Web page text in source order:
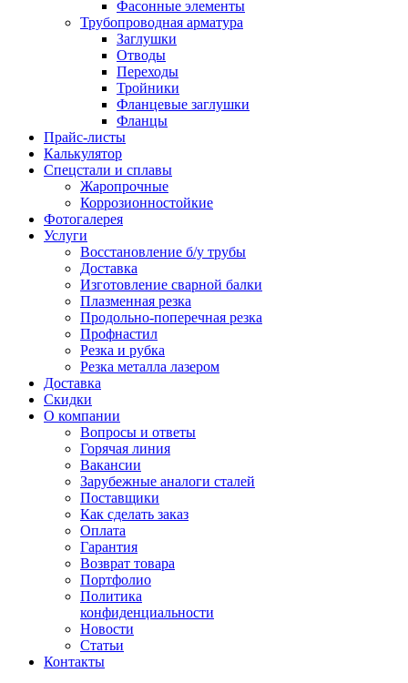
Фасонные элементы
Трубопроводная арматура
Заглушки
Отводы
Переходы
Тройники
Фланцевые заглушки
Фланцы
Прайс-листы
Калькулятор
Спецстали и сплавы
Жаропрочные
Коррозионностойкие
Фотогалерея
Услуги
Восстановление б/у трубы
Доставка
Изготовление сварной балки
Плазменная резка
Продольно-поперечная резка
Профнастил
Резка и рубка
Резка металла лазером
Доставка
Скидки
О компании
Вопросы и ответы
Горячая линия
Вакансии
Зарубежные аналоги сталей
Поставщики
Как сделать заказ
Оплата
Гарантия
Возврат товара
Портфолио
Политика
конфиденциальности
Новости
Статьи
Контакты